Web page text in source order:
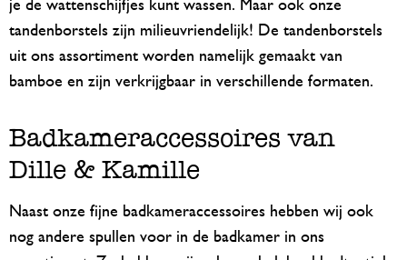
je de wattenschijfjes kunt wassen. Maar ook onze
tandenborstels zijn milieuvriendelijk! De tandenborstels
uit ons assortiment worden namelijk gemaakt van
bamboe en zijn verkrijgbaar in verschillende formaten.
Badkameraccessoires van
Dille & Kamille
Naast onze fijne badkameraccessoires hebben wij ook
nog andere spullen voor in de badkamer in ons